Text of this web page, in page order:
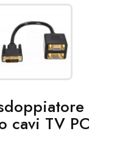
cavi TV PC